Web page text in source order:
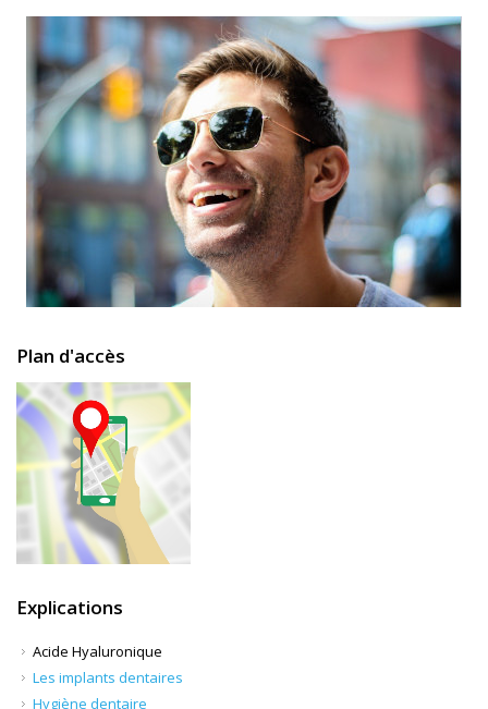
Plan d'accès
Explications
Acide Hyaluronique
Les implants dentaires
Hygiène dentaire